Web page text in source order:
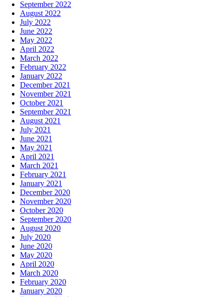
September 2022
August 2022
July 2022
June 2022
May 2022
April 2022
March 2022
February 2022
January 2022
December 2021
November 2021
October 2021
September 2021
August 2021
July 2021
June 2021
May 2021
April 2021
March 2021
February 2021
January 2021
December 2020
November 2020
October 2020
September 2020
August 2020
July 2020
June 2020
May 2020
April 2020
March 2020
February 2020
January 2020